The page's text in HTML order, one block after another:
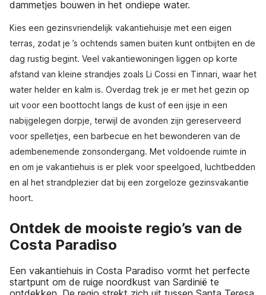
dammetjes bouwen in het ondiepe water.
Kies een gezinsvriendelijk vakantiehuisje met een eigen
terras, zodat je ’s ochtends samen buiten kunt ontbijten en de
dag rustig begint. Veel vakantiewoningen liggen op korte
afstand van kleine strandjes zoals Li Cossi en Tinnari, waar het
water helder en kalm is. Overdag trek je er met het gezin op
uit voor een boottocht langs de kust of een ijsje in een
nabijgelegen dorpje, terwijl de avonden zijn gereserveerd
voor spelletjes, een barbecue en het bewonderen van de
adembenemende zonsondergang. Met voldoende ruimte in
en om je vakantiehuis is er plek voor speelgoed, luchtbedden
en al het strandplezier dat bij een zorgeloze gezinsvakantie
hoort.
Ontdek de mooiste regio’s van de
Costa Paradiso
Een vakantiehuis in Costa Paradiso vormt het perfecte
startpunt om de ruige noordkust van Sardinië te